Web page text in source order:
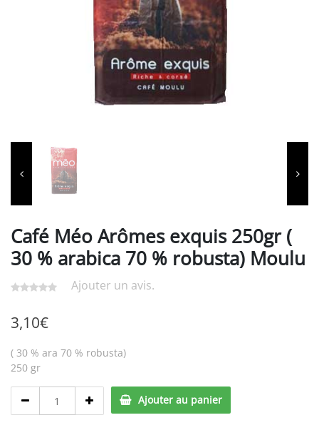
Café Méo Arômes exquis 250gr (
30 % arabica 70 % robusta) Moulu
Ajouter un avis.
3,10€
( 30 % ara 70 % robusta)
250 gr
Méo
Ajouter au panier